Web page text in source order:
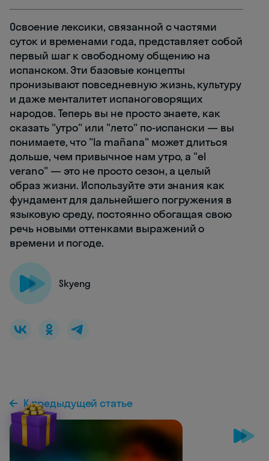
Освоение лексики, связанной с частями
суток и временами года, представляет собой
первый шаг к свободному общению на
испанском. Эти базовые концепты
пронизывают повседневную жизнь, культуру
и даже менталитет испаноговорящих
народов. Теперь вы не просто знаете, как
сказать "утро" или "лето" по-испански — вы
понимаете, что "la mañana" может длиться
дольше, чем привычное нам утро, а "el
verano" — это не просто сезон, а целый
образ жизни. Используйте эти знания как
фундамент для дальнейшего погружения в
языковую среду, постоянно обогащая свою
речь новыми оттенками выражений о
времени и погоде.
Skyeng
К предыдущей статье